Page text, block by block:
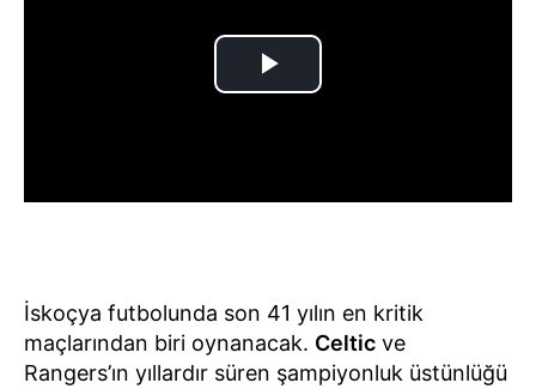
İskoçya futbolunda son 41 yılın en kritik
maçlarından biri oynanacak. Celtic ve
Rangers’ın yıllardır süren şampiyonluk üstünlüğü